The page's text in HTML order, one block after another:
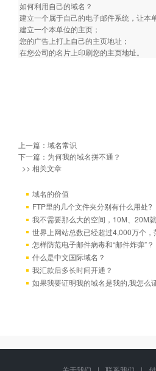
如何利用自己的域名？
建立一个属于自己的电子邮件系统，让本
建立一个本单位的主页；
您的广告上打上自己的主页地址；
在您公司的名片上印刷您的主页地址。
上一篇： 域名常识
下一篇： 为何我的域名拼不通？
>> 相关文章
域名的价值
FTP里的几个文件夹分别有什么用处?
我不需要那么大的空间，10M、20M
世界上网站总数已经超过4,000万个，
怎样防范电子邮件病毒和“邮件炸弹”？
什么是中文国际域名？
我汇款后多长时间开通？
如果我要证明我的域名是我的,我怎么